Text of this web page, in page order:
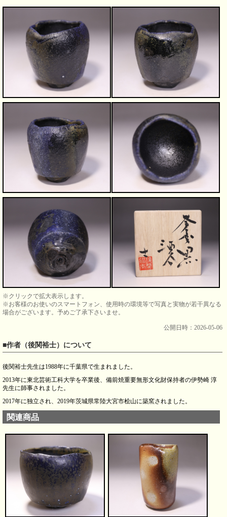
※クリックで拡大表示します。
※お客様のお使いのスマートフォン、使用時の環境等で写真と実物が若干異なる
場合がございます。予めご了承下さいませ。
公開日時：2026-05-06
■作者（後関裕士）について
後関裕士先生は1988年に千葉県で生まれました。
2013年に東北芸術工科大学を卒業後、備前焼重要無形文化財保持者の伊勢崎 淳
先生に師事されました。
2017年に独立され、2019年茨城県常陸大宮市桧山に築窯されました。
関連商品